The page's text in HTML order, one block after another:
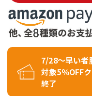
7/28～早い者
対象5％OFF
終了